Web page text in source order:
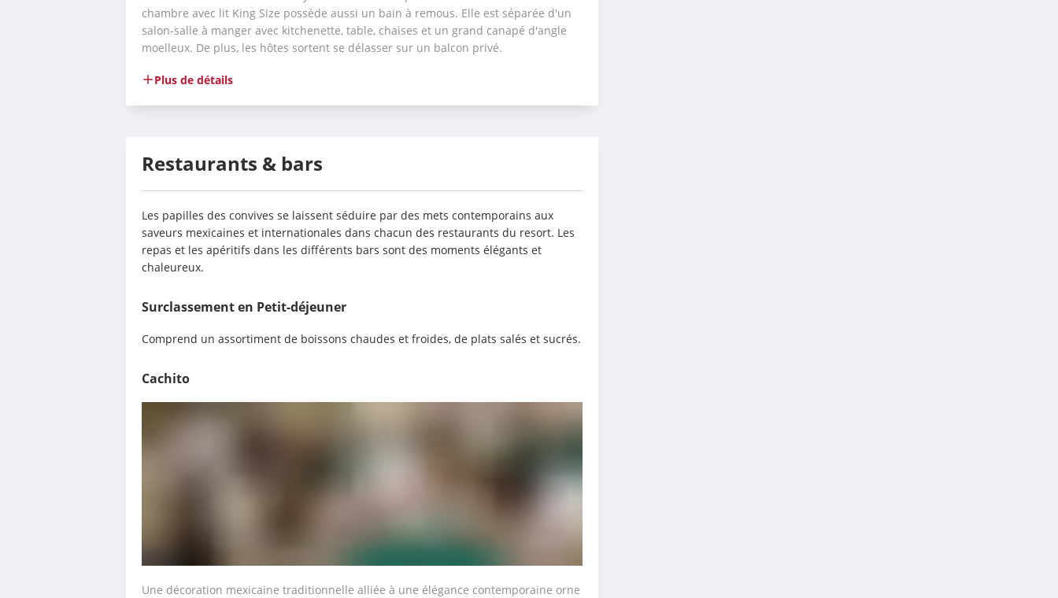
chambre avec lit King Size possède aussi un bain à remous. Elle est séparée d'un
salon-salle à manger avec kitchenette, table, chaises et un grand canapé d'angle
moelleux. De plus, les hôtes sortent se délasser sur un balcon privé.
Plus de détails
Restaurants & bars
Les papilles des convives se laissent séduire par des mets contemporains aux
saveurs mexicaines et internationales dans chacun des restaurants du resort. Les
repas et les apéritifs dans les différents bars sont des moments élégants et
chaleureux.
Surclassement en Petit-déjeuner
Comprend un assortiment de boissons chaudes et froides, de plats salés et sucrés.
Cachito
Une décoration mexicaine traditionnelle alliée à une élégance contemporaine orne